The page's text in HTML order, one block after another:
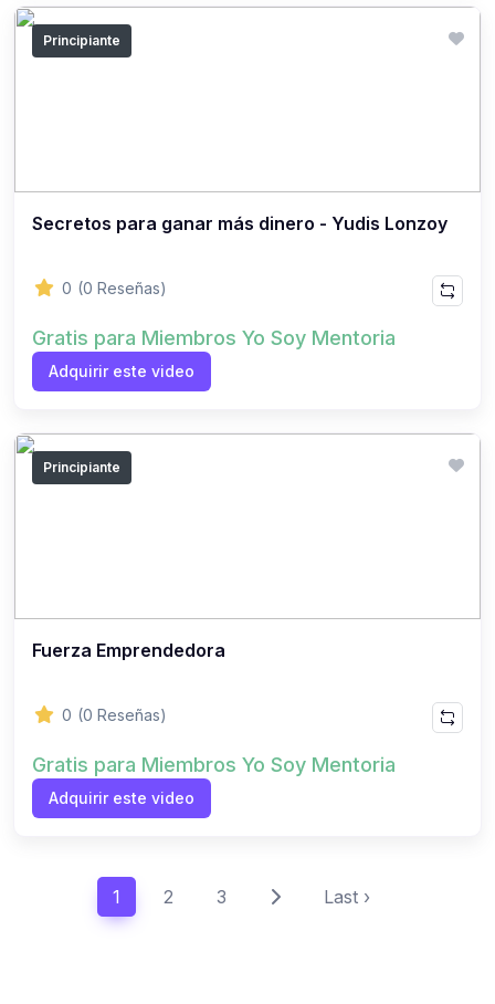
Principiante
Secretos para ganar más dinero - Yudis Lonzoy
0 (0 Reseñas)
Gratis para Miembros Yo Soy Mentoria
Adquirir este video
Principiante
Fuerza Emprendedora
0 (0 Reseñas)
Gratis para Miembros Yo Soy Mentoria
Adquirir este video
1 2 3 Last ›